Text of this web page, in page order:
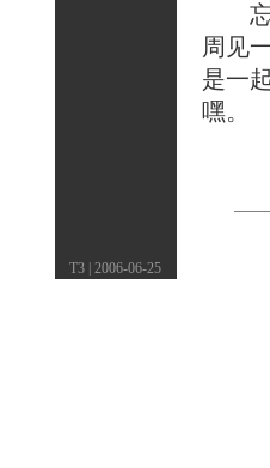
T3 | 2006-06-25
忘
周见
是一
嘿。